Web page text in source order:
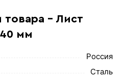
товара - Лист
мм
Россия
Сталь